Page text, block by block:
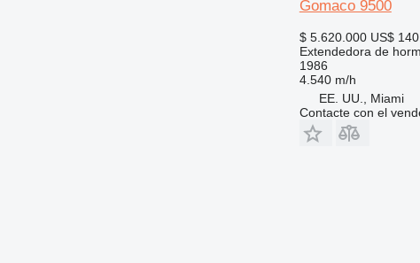
Gomaco 9500
$ 5.620.000 US$
Extendedora de
1986
4.540 m/h
EE. UU., Miami
Contacte con el